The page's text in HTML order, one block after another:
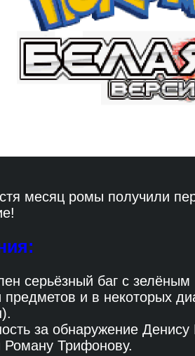
месяц ромы получили
серьёзный баг с
предметов и в некоторых
за обнаружение
Роману Трифонову.